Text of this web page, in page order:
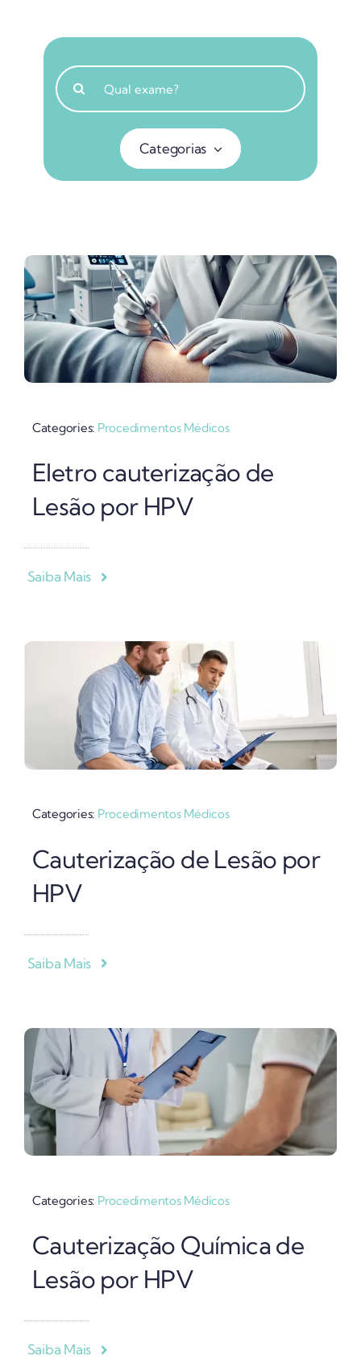
Buscar
resultados
Categorias
Categories: Procedimentos Médicos
Eletro cauterização de
Lesão por HPV
Saiba Mais
Categories: Procedimentos Médicos
Cauterização de Lesão por
HPV
Saiba Mais
Categories: Procedimentos Médicos
Cauterização Química de
Lesão por HPV
Saiba Mais